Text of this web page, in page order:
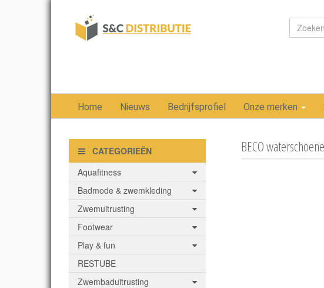
Home Nieuws Bedrijfsprofiel Onze merken
CATEGORIEËN
Aquafitness
Badmode & zwemkleding
Zwemuitrusting
Footwear
Play & fun
RESTUBE
Zwembaduitrusting
BECO